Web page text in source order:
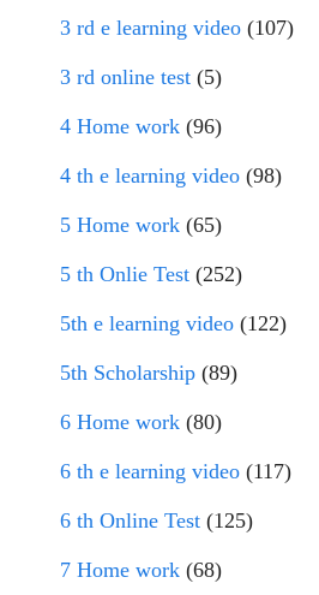
3 rd e learning video (107)
3 rd online test (5)
4 Home work (96)
4 th e learning video (98)
5 Home work (65)
5 th Onlie Test (252)
5th e learning video (122)
5th Scholarship (89)
6 Home work (80)
6 th e learning video (117)
6 th Online Test (125)
7 Home work (68)